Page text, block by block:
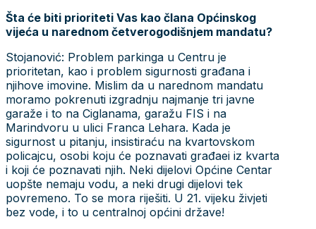
Šta će biti prioriteti Vas kao člana Općinskog
vijeća u narednom četverogodišnjem mandatu?
Stojanović: Problem parkinga u Centru je
prioritetan, kao i problem sigurnosti građana i
njihove imovine. Mislim da u narednom mandatu
moramo pokrenuti izgradnju najmanje tri javne
garaže i to na Ciglanama, garažu FIS i na
Marindvoru u ulici Franca Lehara. Kada je
sigurnost u pitanju, insistiraću na kvartovskom
policajcu, osobi koju će poznavati građaei iz kvarta
i koji će poznavati njih. Neki dijelovi Općine Centar
uopšte nemaju vodu, a neki drugi dijelovi tek
povremeno. To se mora riješiti. U 21. vijeku živjeti
bez vode, i to u centralnoj općini države!